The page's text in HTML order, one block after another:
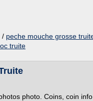
/ peche mouche grosse
truite
photo. Coins, coin